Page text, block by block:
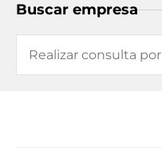
Buscar empresa